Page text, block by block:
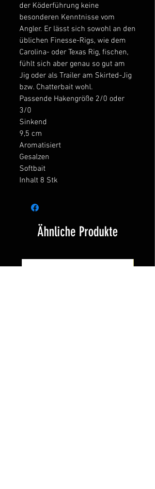
der Köderführung keine
besonderen Kenntnisse vom
Angler. Er lässt sich sowohl an den
üblichen Finesse-Rigs, wie dem
Carolina- oder Texas Rig, fischen,
fühlt sich aber genau so gut am
Jig oder als Trailer am Skirted-Jig
bzw. Chatterbait wohl.
Passende Hakengröße 2/0 oder
3/0
Sinkend
9,5 cm
Aromatisiert
Gesalzen
Softbait
Inhalt 8 Stk
Ähnliche Produkte
Neu